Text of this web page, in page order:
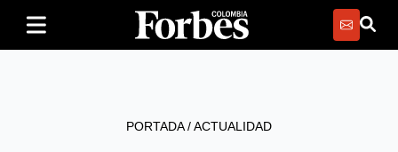
PORTADA/ACTUALIDAD